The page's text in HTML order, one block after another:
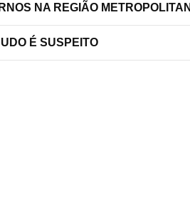
NA REGIÃO
É SUSPEITO